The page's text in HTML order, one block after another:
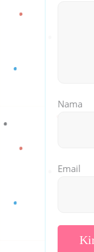
Nama
Email